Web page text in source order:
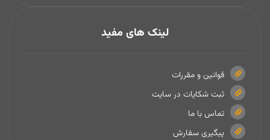
لینک های مفید
قوانین و مقررات
ثبت شکایات در سایت
تماس با ما
پیگیری سفارش